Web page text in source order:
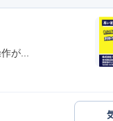
が...